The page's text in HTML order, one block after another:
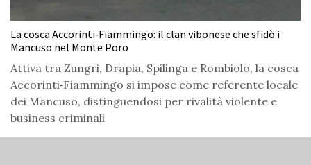
La cosca Accorinti‑Fiammingo: il clan vibonese che sfidò i
Mancuso nel Monte Poro
Attiva tra Zungri, Drapia, Spilinga e Rombiolo, la cosca
Accorinti‑Fiammingo si impose come referente locale
dei Mancuso, distinguendosi per rivalità violente e
business criminali